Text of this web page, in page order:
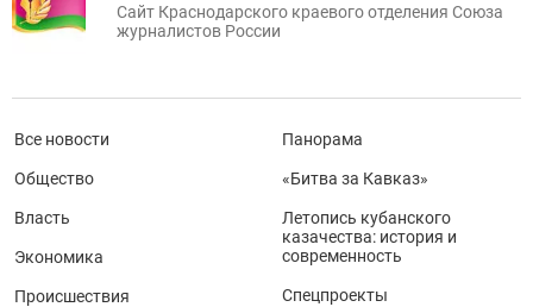
Сайт Краснодарского краевого отделения Союза
журналистов России
Все новости
Общество
Власть
Экономика
Происшествия
Панорама
«Битва за Кавказ»
Летопись кубанского
казачества: история и
современность
Спецпроекты